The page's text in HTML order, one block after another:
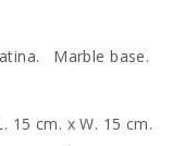
Marble base.
15 cm. x W. 15 cm.